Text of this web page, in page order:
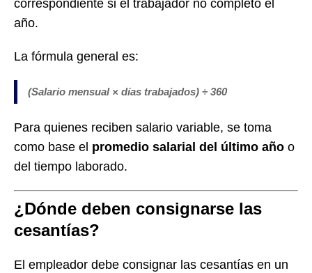
correspondiente si el trabajador no completó el
año.
La fórmula general es:
(Salario mensual × días trabajados) ÷ 360
Para quienes reciben salario variable, se toma
como base el promedio salarial del último año o
del tiempo laborado.
¿Dónde deben consignarse las
cesantías?
El empleador debe consignar las cesantías en un